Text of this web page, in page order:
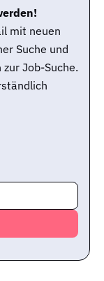
mit neuen
Suche und
Job-Suche.